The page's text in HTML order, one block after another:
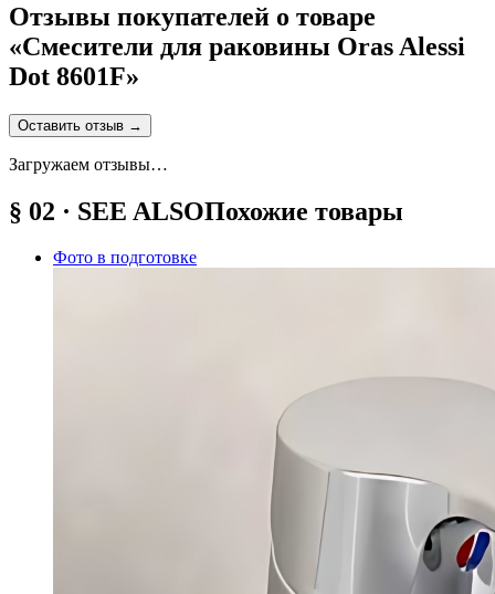
Отзывы покупателей о товаре
«Смесители для раковины Oras Alessi
Dot 8601F»
Оставить отзыв →
Загружаем отзывы…
§ 02 · SEE ALSOПохожие товары
Фото в подготовке